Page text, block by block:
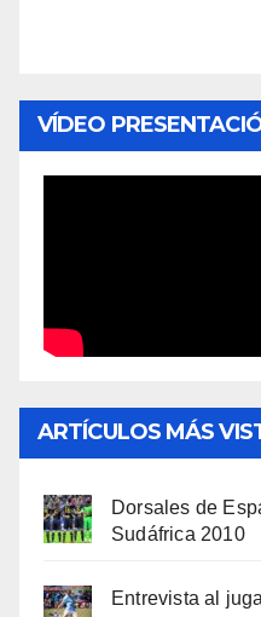
VÍDEO
ARTÍCULOS MÁS
Dorsales de
Sudáfrica 2010
Entrevista al